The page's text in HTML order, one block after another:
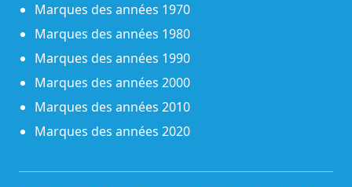
Marques des années 1970
Marques des années 1980
Marques des années 1990
Marques des années 2000
Marques des années 2010
Marques des années 2020